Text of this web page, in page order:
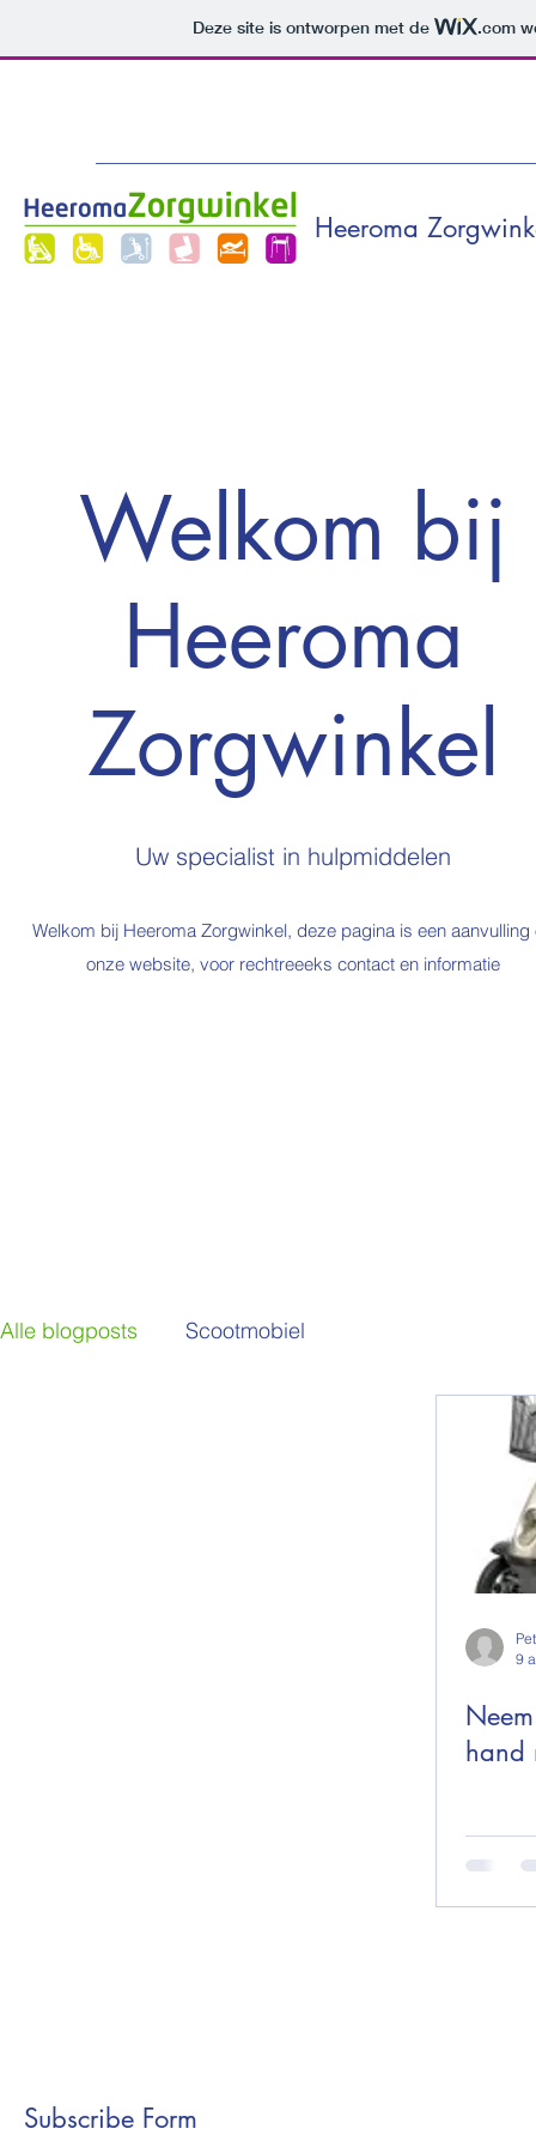
Deze site is ontworpen met de .com
Heeroma
Welkom bij
Heeroma
Zorgwinkel
Uw specialist in hulpmiddelen
Welkom bij Heeroma Zorgwinkel, deze pagina is een aanvulling
onze website, voor rechtreeeks contact en informatie
Alle blogposts Scootmobiel
9
hand
Subscribe Form